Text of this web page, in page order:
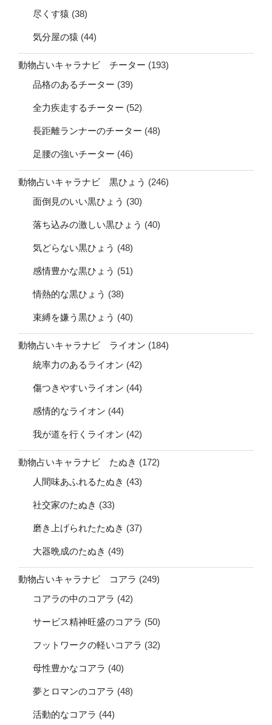
尽くす猿 (38)
気分屋の猿 (44)
動物占いキャラナビ チーター (193)
品格のあるチーター (39)
全力疾走するチーター (52)
長距離ランナーのチーター (48)
足腰の強いチーター (46)
動物占いキャラナビ 黒ひょう (246)
面倒見のいい黒ひょう (30)
落ち込みの激しい黒ひょう (40)
気どらない黒ひょう (48)
感情豊かな黒ひょう (51)
情熱的な黒ひょう (38)
束縛を嫌う黒ひょう (40)
動物占いキャラナビ ライオン (184)
統率力のあるライオン (42)
傷つきやすいライオン (44)
感情的なライオン (44)
我が道を行くライオン (42)
動物占いキャラナビ たぬき (172)
人間味あふれるたぬき (43)
社交家のたぬき (33)
磨き上げられたたぬき (37)
大器晩成のたぬき (49)
動物占いキャラナビ コアラ (249)
コアラの中のコアラ (42)
サービス精神旺盛のコアラ (50)
フットワークの軽いコアラ (32)
母性豊かなコアラ (40)
夢とロマンのコアラ (48)
活動的なコアラ (44)